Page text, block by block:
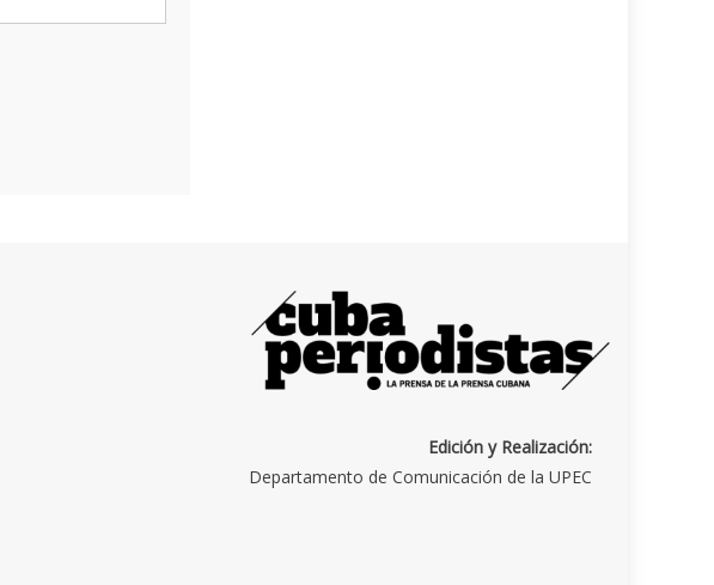
Edición y Realización:
Departamento de Comunicación de la UPEC